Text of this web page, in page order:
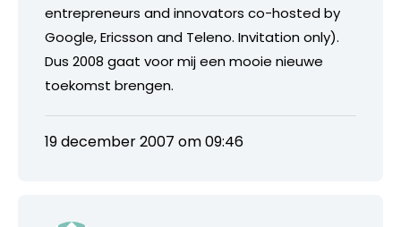
entrepreneurs and innovators co-hosted by
Google, Ericsson and Teleno. Invitation only).
Dus 2008 gaat voor mij een mooie nieuwe
toekomst brengen.
19 december 2007 om 09:46